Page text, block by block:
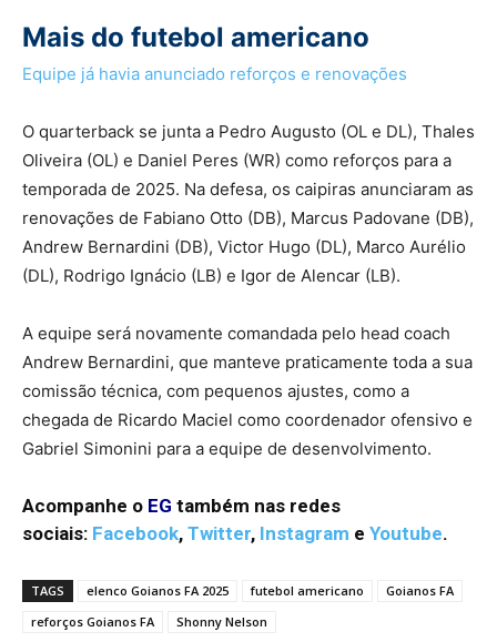
Mais do futebol americano
Equipe já havia anunciado reforços e renovações
O quarterback se junta a Pedro Augusto (OL e DL), Thales
Oliveira (OL) e Daniel Peres (WR) como reforços para a
temporada de 2025. Na defesa, os caipiras anunciaram as
renovações de Fabiano Otto (DB), Marcus Padovane (DB),
Andrew Bernardini (DB), Victor Hugo (DL), Marco Aurélio
(DL), Rodrigo Ignácio (LB) e Igor de Alencar (LB).
A equipe será novamente comandada pelo head coach
Andrew Bernardini, que manteve praticamente toda a sua
comissão técnica, com pequenos ajustes, como a
chegada de Ricardo Maciel como coordenador ofensivo e
Gabriel Simonini para a equipe de desenvolvimento.
Acompanhe o EG também nas redes
sociais: Facebook, Twitter, Instagram e Youtube.
TAGS elenco Goianos FA 2025 futebol americano
Goianos FA
reforços Goianos FA
Shonny Nelson